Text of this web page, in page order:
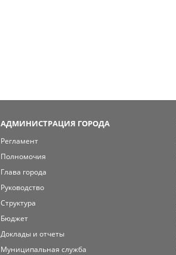
АДМИНИСТРАЦИЯ ГОРОДА
Регламент
Полномочия
Глава города
Руководство
Структура
Бюджет
Доклады и отчеты
Муниципальная служба